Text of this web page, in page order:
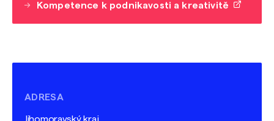
Kompetence k podnikavosti a kreativitě
ADRESA